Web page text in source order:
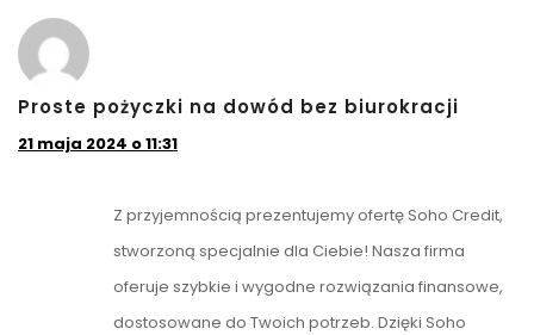
Proste pożyczki na dowód bez biurokracji
21 maja 2024 o 11:31
Z przyjemnością prezentujemy ofertę Soho Credit,
stworzoną specjalnie dla Ciebie! Nasza firma
oferuje szybkie i wygodne rozwiązania finansowe,
dostosowane do Twoich potrzeb. Dzięki Soho